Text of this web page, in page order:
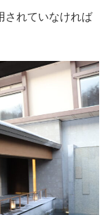
されていなければ